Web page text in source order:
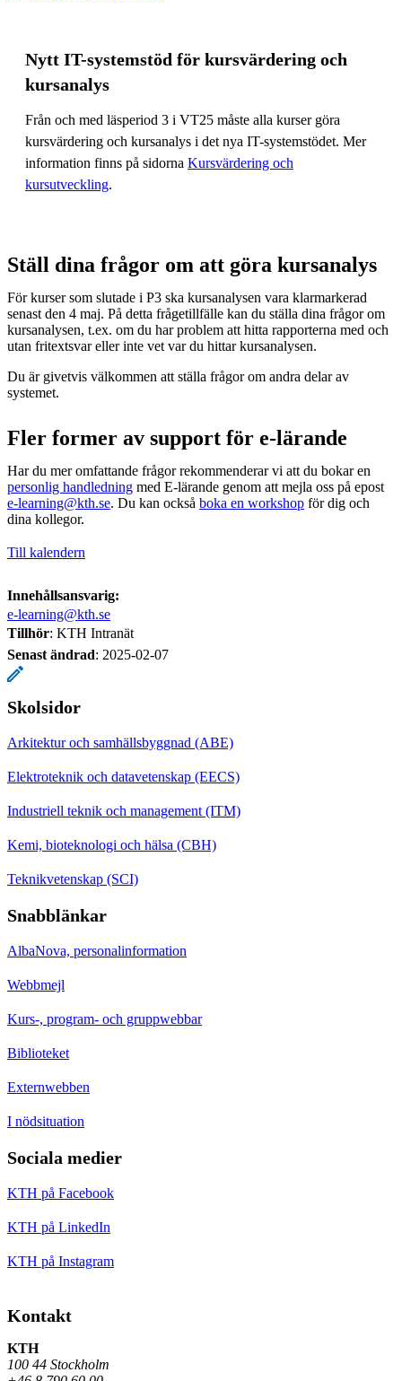
Nytt IT-systemstöd för kursvärdering och
kursanalys
Från och med läsperiod 3 i VT25 måste alla kurser göra
kursvärdering och kursanalys i det nya IT-systemstödet. Mer
information finns på sidorna Kursvärdering och
kursutveckling.
Ställ dina frågor om att göra kursanalys
För kurser som slutade i P3 ska kursanalysen vara klarmarkerad
senast den 4 maj. På detta frågetillfälle kan du ställa dina frågor om
kursanalysen, t.ex. om du har problem att hitta rapporterna med och
utan fritextsvar eller inte vet var du hittar kursanalysen.
Du är givetvis välkommen att ställa frågor om andra delar av
systemet.
Fler former av support för e-lärande
Har du mer omfattande frågor rekommenderar vi att du bokar en
personlig handledning med E-lärande genom att mejla oss på epost
e-learning@kth.se. Du kan också boka en workshop för dig och
dina kollegor.
Till kalendern
Innehållsansvarig:
e-learning@kth.se
Tillhör: KTH Intranät
Senast ändrad: 2025-02-07
Skolsidor
Arkitektur och samhällsbyggnad (ABE)
Elektroteknik och datavetenskap (EECS)
Industriell teknik och management (ITM)
Kemi, bioteknologi och hälsa (CBH)
Teknikvetenskap (SCI)
Snabblänkar
AlbaNova, personalinformation
Webbmejl
Kurs-, program- och gruppwebbar
Biblioteket
Externwebben
I nödsituation
Sociala medier
KTH på Facebook
KTH på LinkedIn
KTH på Instagram
Kontakt
KTH
100 44 Stockholm